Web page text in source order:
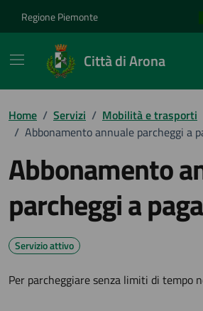
Regione Piemonte
Città di Arona
Home / Servizi / Mobilità e trasporti
/ Abbonamento annuale parcheggi a
Abbonamento
parcheggi a
Servizio attivo
Per parcheggiare senza limiti di tempo